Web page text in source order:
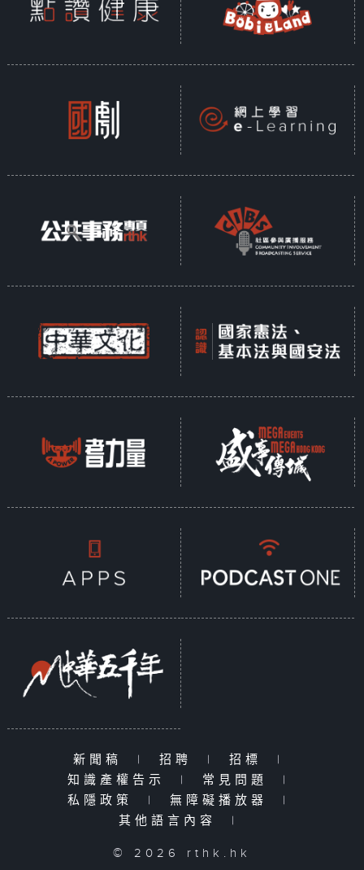
新聞稿 | 招聘 | 招標
|
知識產權告示
| 常見問題
|
私隱政策
| 無障礙播放器
|
其他語言內容
|
© 2026 rthk.hk